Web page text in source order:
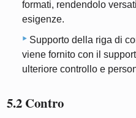
formati, rendendolo
esigenze.
Supporto della riga di
viene fornito con il
ulteriore controllo e
5.2 Contro